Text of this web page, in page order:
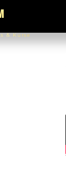
& Kurse